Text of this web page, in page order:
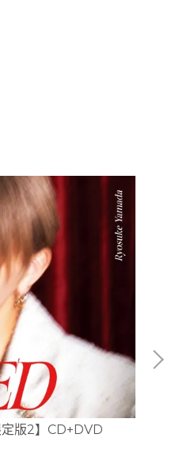
版2】CD+DVD